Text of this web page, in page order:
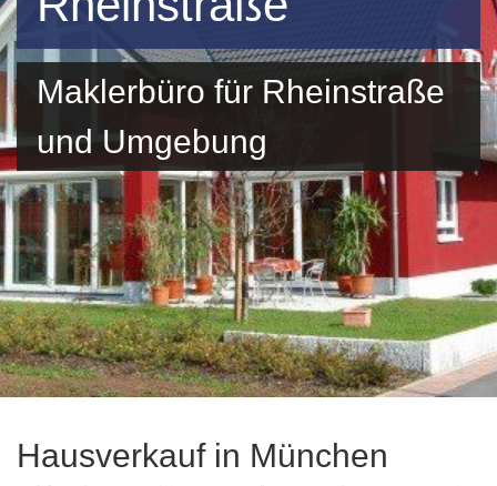
Maklerbüro für Rheinstraße
und Umgebung
Hausverkauf in München